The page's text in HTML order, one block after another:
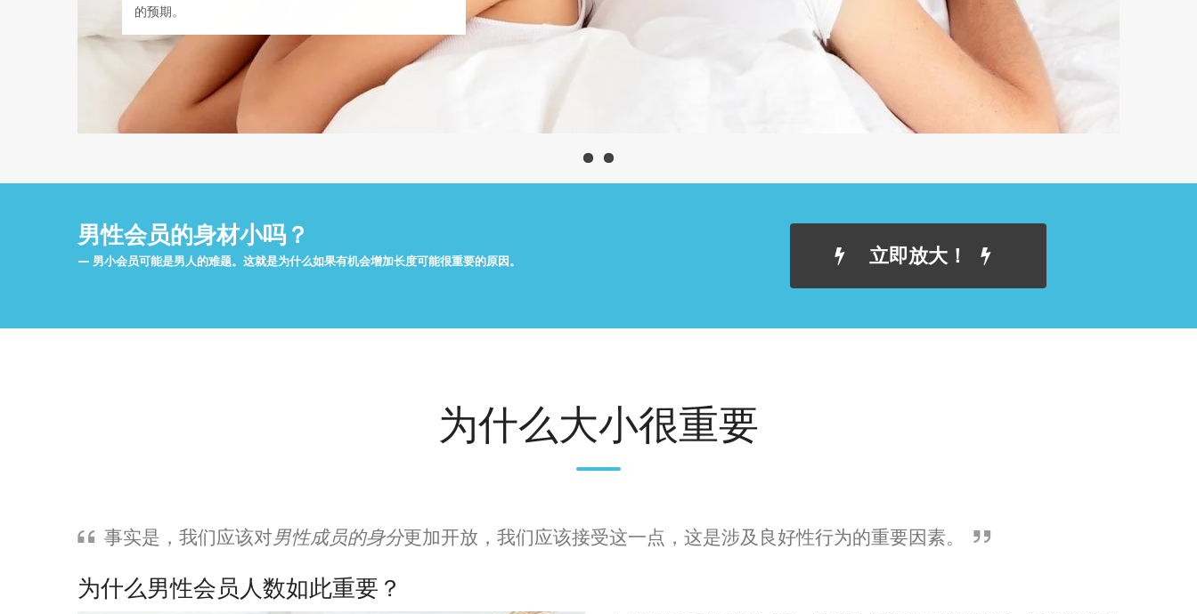
的预期。
男性会员的身材小吗？
男小会员可能是男人的难题。这就是为什么如果有机会增加长度可能很重要的原因。 立即放大！
为什么大小很重要
事实是，我们应该对男性成员的身分更加开放，我们应该接受这一点，这是涉及良好性行为的重要因素。
为什么男性会员人数如此重要？